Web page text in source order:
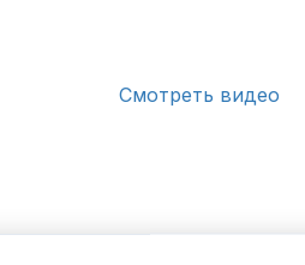
Смотреть видео